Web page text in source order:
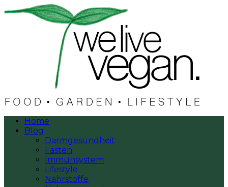
Home
Blog
Darmgesundheit
Fasten
Immunsystem
Lifestyle
Nährstoffe